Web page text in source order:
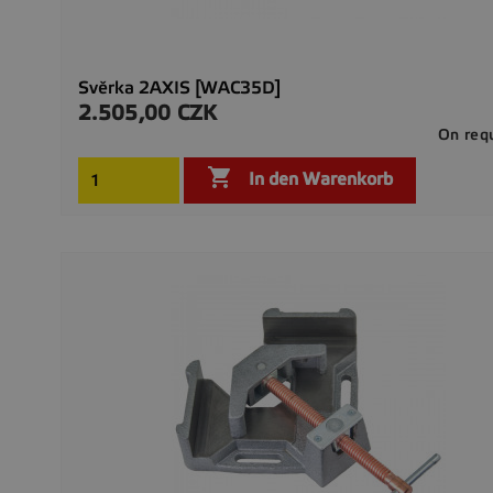
Svěrka 2AXIS [WAC35D]
Preis
2.505,00 CZK
On
 In den Warenkorb